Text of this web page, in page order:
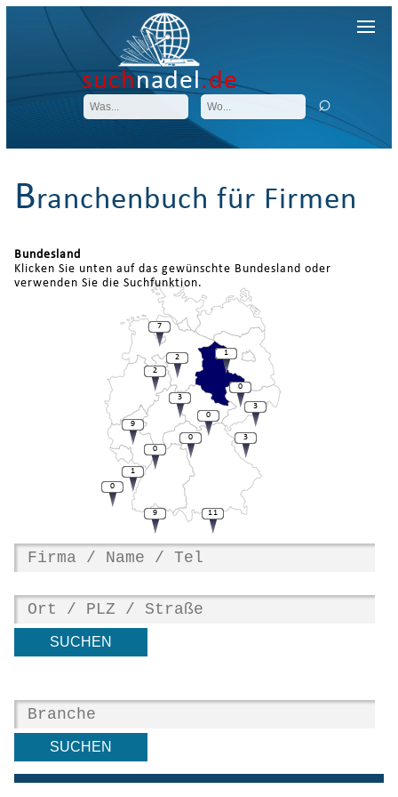
suchnadel.de
Branchenbuch für Firmen
Bundesland
Klicken Sie unten auf das gewünschte Bundesland oder
verwenden Sie die Suchfunktion.
3
3
9
0
0
1
2
7
2
3
0
0
1
9
0
11